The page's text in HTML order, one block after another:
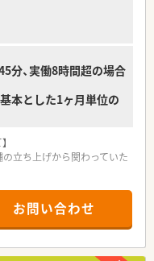
家庭や私生活と両立しや
、高年収希望の方にもオス
、実働8時間超の場合
本とした1ヶ月単位の
立ち上げから関わっていた
欲のある20代から30代の
お問い合わせ